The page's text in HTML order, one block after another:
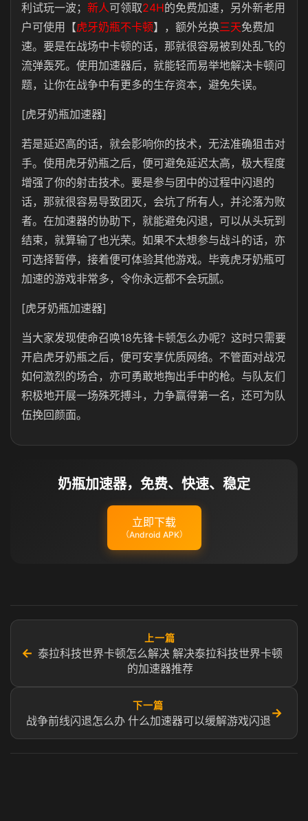
利试玩一波； 新人可领取24H的免费加速，另外新老用
户可使用【虎牙奶瓶不卡顿】，额外兑换三天免费加
速。要是在战场中卡顿的话，那就很容易被到处乱飞的
流弹轰死。使用加速器后，就能轻而易举地解决卡顿问
题，让你在战争中有更多的生存资本，避免失误。
[虎牙奶瓶加速器]
若是延迟高的话，就会影响你的技术，无法准确狙击对
手。使用虎牙奶瓶之后，便可避免延迟太高，极大程度
增强了你的射击技术。要是参与团中的过程中闪退的
话，那就很容易导致团灭，会坑了所有人，并沦落为败
者。在加速器的协助下，就能避免闪退，可以从头玩到
结束，就算输了也光荣。如果不太想参与战斗的话，亦
可选择暂停，接着便可体验其他游戏。毕竟虎牙奶瓶可
加速的游戏非常多，令你永远都不会玩腻。
[虎牙奶瓶加速器]
当大家发现使命召唤18先锋卡顿怎么办呢？这时只需要
开启虎牙奶瓶之后，便可安享优质网络。不管面对战况
如何激烈的场合，亦可勇敢地掏出手中的枪。与队友们
积极地开展一场殊死搏斗，力争赢得第一名，还可为队
伍挽回颜面。
奶瓶加速器，免费、快速、稳定
立即下载
（Android APK）
←
上一篇
泰拉科技世界卡顿怎么解决 解决泰拉科技世界卡顿
的加速器推荐
下一篇
战争前线闪退怎么办 什么加速器可以缓解游戏闪退
→